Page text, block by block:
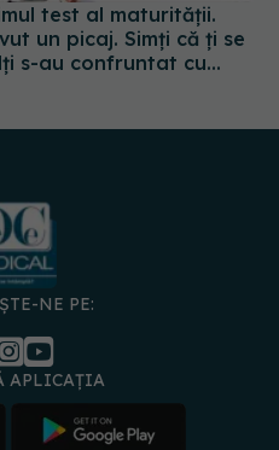
test al maturității.
un picaj. Simți că ți se
s-au confruntat cu
NE PE:
APLICAȚIA